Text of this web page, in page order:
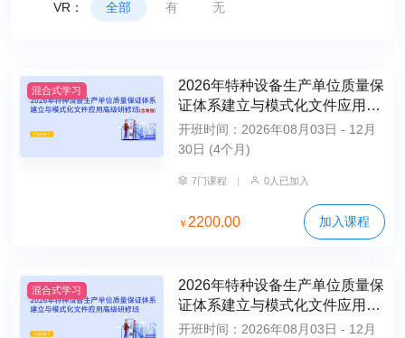
VR： 全部 有 无
混合式学习
2026年特种设备生产单位质量保
证体系建立与模式化文件应用高
级研修班（含食宿）
开班时间：2026年08月03日 - 12月
30日 (4个月)
7门课程 0人已加入
￥2200.00 加入课程
混合式学习
2026年特种设备生产单位质量保
证体系建立与模式化文件应用高
级研修班
开班时间：2026年08月03日 - 12月